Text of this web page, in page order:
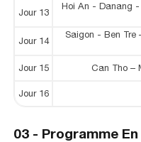
Jour 13
Hoi An - Danang -
Jour 14
Saigon - Ben Tre
Jour 15
Can Tho –
Jour 16
03 - Programme